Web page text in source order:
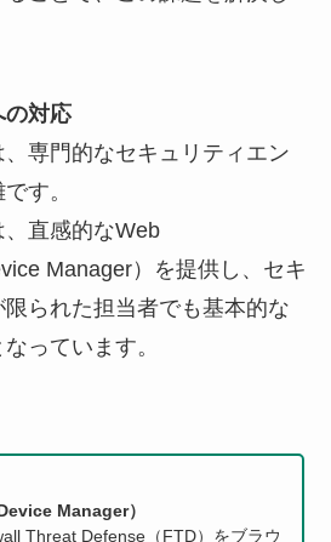
の対応
専門的なセキュリティエン
す。
直感的なWeb
Manager）を提供し、セキ
られた担当者でも基本的な
っています。
Manager）
Threat Defense（FTD）をブラウ